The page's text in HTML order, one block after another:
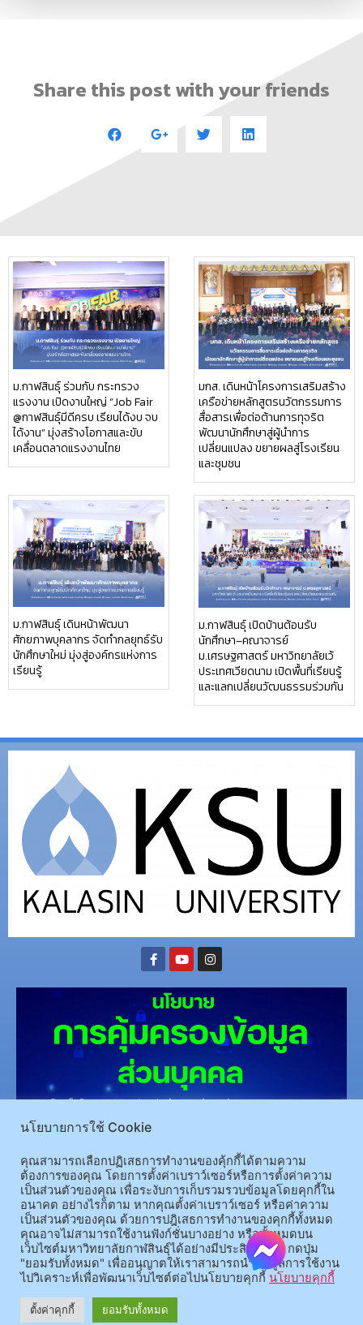
Share this post with your friends
ม.กาฬสินธุ์ ร่วมกับ กระทรวง
แรงงาน เปิดงานใหญ่ “Job Fair
@กาฬสินธุ์มีดีครบ เรียนได้งบ จบ
ได้งาน” มุ่งสร้างโอกาสและขับ
เคลื่อนตลาดแรงงานไทย
มกส. เดินหน้าโครงการเสริมสร้าง
เครือข่ายหลักสูตรนวัตกรรมการ
สื่อสารเพื่อต่อต้านการทุจริต
พัฒนานักศึกษาสู่ผู้นำการ
เปลี่ยนแปลง ขยายผลสู่โรงเรียน
และชุมชน
ม.กาฬสินธุ์ เดินหน้าพัฒนา
ศักยภาพบุคลากร จัดทำกลยุทธ์รับ
นักศึกษาใหม่ มุ่งสู่องค์กรแห่งการ
เรียนรู้
ม.กาฬสินธุ์ เปิดบ้านต้อนรับ
นักศึกษา–คณาจารย์
ม.เศรษฐศาสตร์ มหาวิทยาลัยเว้
ประเทศเวียดนาม เปิดพื้นที่เรียนรู้
และแลกเปลี่ยนวัฒนธรรมร่วมกัน
(อ.นามน)13 หมู่ 14 ต.สงเปลือย อ.นามน จ.กาฬสินธุ์ 46230
043-602-044
(อ.เมือง)62/1 ถ.เกษตรสมบูรณ์ ต.กาฬสินธุ์ อ.เมือง จ.กาฬสินธุ์ 46000โทรศัพท์ 043-811128 08-
64584360 โทรสาร 043-813070
© 2025 All rights Reserved.
นโยบายการใช้ Cookie
คุณสามารถเลือกปฏิเสธการทำงานของคุ้กกี้ได้ตามความ
ต้องการของคุณ โดยการตั้งค่าเบราว์เซอร์หรือการตั้งค่าความ
เป็นส่วนตัวของคุณ เพื่อระงับการเก็บรวมรวบข้อมูลโดยคุกกี้ใน
อนาคต อย่างไรก็ตาม หากคุณตั้งค่าเบราว์เซอร์ หรือค่าความ
เป็นส่วนตัวของคุณ ด้วยการปฎิเสธการทำงานของคุกกี้ทั้งหมด
คุณอาจไม่สามารถใช้งานฟังก์ชั่นบางอย่าง หรือทั้งหมดบน
เว็บไซต์มหาวิทยาลัยกาฬสินธุ์ได้อย่างมีประสิทธิภาพ กดปุ่ม
"ยอมรับทั้งหมด" เพื่ออนุญาตให้เราสามารถนำข้อมูลการใช้งาน
ไปวิเคราะห์เพื่อพัฒนาเว็บไซต์ต่อไปนโยบายคุกกี้ นโยบายคุกกี้
ตั้งค่าคุกกี้ ยอมรับทั้งหมด